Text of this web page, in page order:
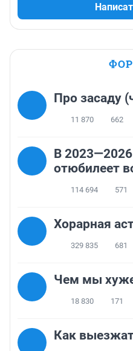
Про засаду
11 870 662
В
отюбилеет
114 694 571
Хорарная
329 835 681
Чем мы
18 830 171
Как